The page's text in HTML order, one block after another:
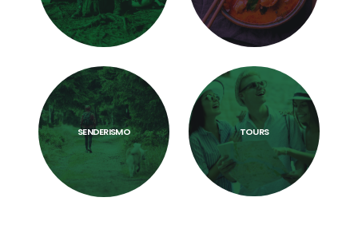
ACAMPAR COMER
SENDERISMO TOURS